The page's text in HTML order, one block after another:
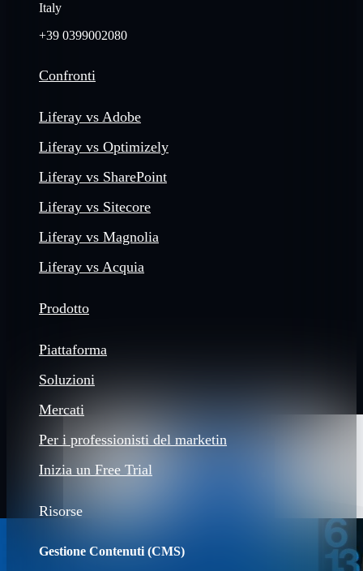
Italy
+39 0399002080
Confronti
Liferay vs Adobe
Liferay vs Optimizely
Liferay vs SharePoint
Liferay vs Sitecore
Liferay vs Magnolia
Liferay vs Acquia
Prodotto
Piattaforma
Soluzioni
Mercati
Per i professionisti del marketin
Inizia un Free Trial
Risorse
Gestione Contenuti (CMS)